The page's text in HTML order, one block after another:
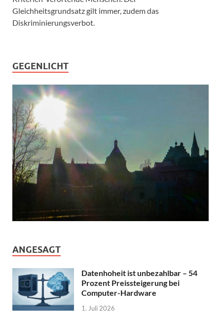
Gleichheitsgrundsatz gilt immer, zudem das
Diskriminierungsverbot.
GEGENLICHT
ANGESAGT
Datenhoheit ist unbezahlbar – 54
Prozent Preissteigerung bei
Computer-Hardware
1. Juli 2026